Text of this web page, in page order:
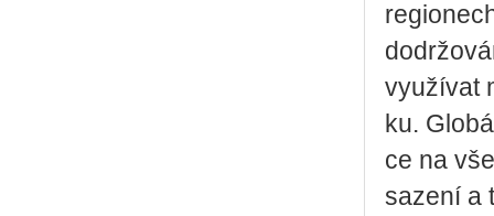
vy­u­ží­vat
ku.
ce na
sa­ze­ní a